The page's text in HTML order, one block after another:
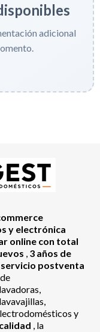
adicional
y electrónica
online con total
, 3 años de
servicio postventa
y
calidad , la